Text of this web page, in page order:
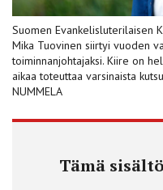
Suomen Evankelisluterilaisen
Mika Tuovinen siirtyi vuoden
toiminnanjohtajaksi. Kiire on
aikaa toteuttaa varsinaista
NUMMELA
Tämä